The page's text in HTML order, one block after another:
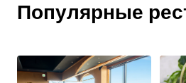
Популярные